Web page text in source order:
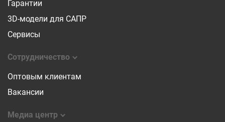
Гарантии
3D-модели для САПР
Сервисы
Сотрудничество
Оптовым клиентам
Вакансии
Медиа центр